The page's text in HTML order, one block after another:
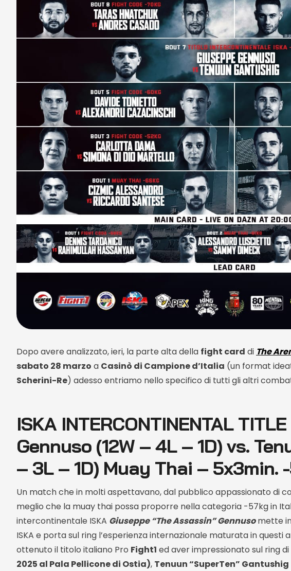
Dopo avere analizzato, ieri, la parte alta della fight card di The
sabato 28 marzo a Casinò di Campione d’Italia (un format
Scherini-Re) adesso entriamo nello specifico di tutti gli altri
ISKA INTERCONTINENTAL
Gennuso (12W – 4L – 1D) vs.
– 3L – 1D) Muay Thai – 5x3min.
Un match che in molti aspettavano, dal pubblico appassionato di
meglio che la muay thai possa proporre nella categoria -57kg in
intercontinentale ISKA Giuseppe “The Assassin” Gennusomette
ISKA e porta sul ring l’esperienza internazionale maturata in questi
ottenuto il titolo italiano Pro Fight1 ed aver impressionato sul ring di
2025 al Pala Pellicone di Ostia), Tenuun “SuperTen” Gantushig